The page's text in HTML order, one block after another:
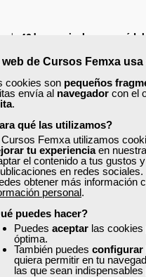
web de Cursos Femxa
cookies son pequeños
envía al navegador con el
.
qué las utilizamos?
Cursos Femxa utilizamos
tu experienciaen
el contenido a tus gustos
en redes sociales.
obtener más información
personal.
puedes hacer?
Puedes aceptar las cookies
óptima.
También puedes configurar
quiera permitir en tu
las que sean
de 40 horas
e incluye un